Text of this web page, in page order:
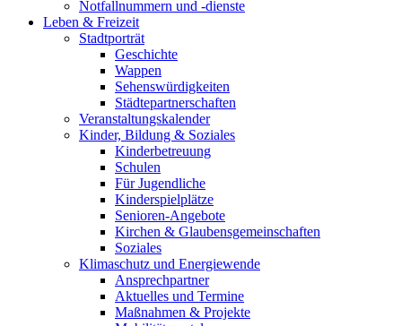
Notfallnummern und -dienste
Leben & Freizeit
Stadtporträt
Geschichte
Wappen
Sehenswürdigkeiten
Städtepartnerschaften
Veranstaltungskalender
Kinder, Bildung & Soziales
Kinderbetreuung
Schulen
Für Jugendliche
Kinderspielplätze
Senioren-Angebote
Kirchen & Glaubensgemeinschaften
Soziales
Klimaschutz und Energiewende
Ansprechpartner
Aktuelles und Termine
Maßnahmen & Projekte